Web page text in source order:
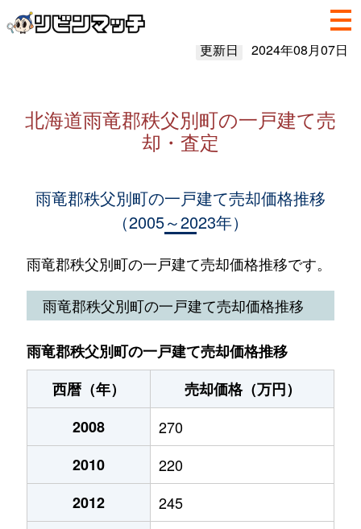
更新日 2024年08月07日
北海道雨竜郡秩父別町の一戸建て売
却・査定
雨竜郡秩父別町の一戸建て売却価格推移
（2005～2023年）
雨竜郡秩父別町の一戸建て売却価格推移です。
雨竜郡秩父別町の一戸建て売却価格推移
雨竜郡秩父別町の一戸建て売却価格推移
西暦（年）
売却価格（万円）
2008
270
2010
220
2012
245